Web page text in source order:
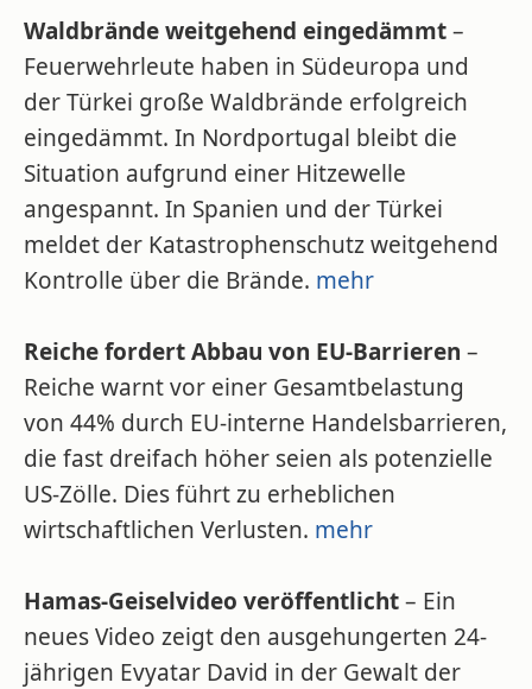
Waldbrände weitgehend eingedämmt–
Feuerwehrleute haben in Südeuropa und
der Türkei große Waldbrände erfolgreich
eingedämmt. In Nordportugal bleibt die
Situation aufgrund einer Hitzewelle
angespannt. In Spanien und der Türkei
meldet der Katastrophenschutz weitgehend
Kontrolle über die Brände. mehr
Reiche fordert Abbau von EU-Barrieren –
Reiche warnt vor einer Gesamtbelastung
von 44% durch EU-interne Handelsbarrieren,
die fast dreifach höher seien als potenzielle
US-Zölle. Dies führt zu erheblichen
wirtschaftlichen Verlusten. mehr
Hamas-Geiselvideo veröffentlicht– Ein
neues Video zeigt den ausgehungerten 24-
jährigen Evyatar David in der Gewalt der